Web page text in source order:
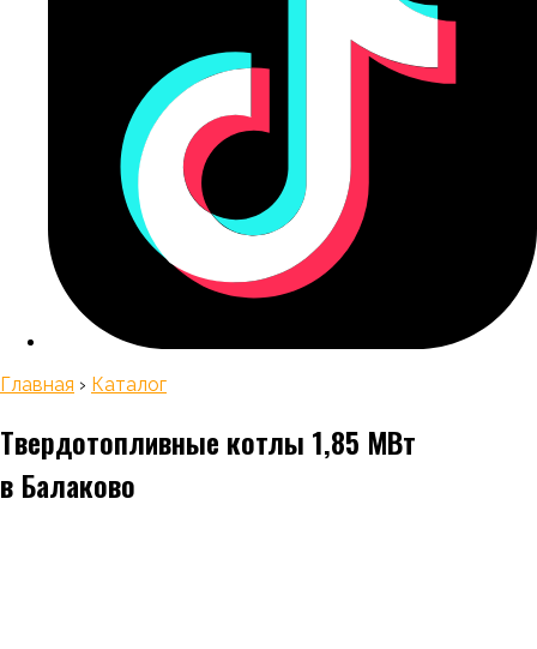
Главная › Каталог
Твердотопливные котлы 1,85 МВт
в Балаково